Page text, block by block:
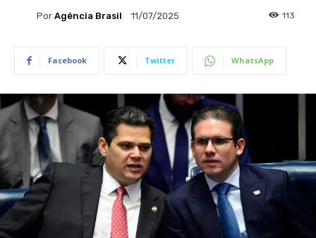
Por Agência Brasil 11/07/2025 113
Facebook Twitter WhatsApp